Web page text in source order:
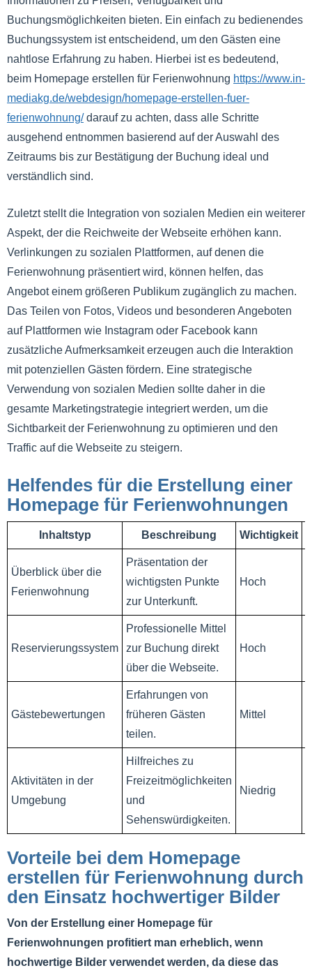
Buchungsmöglichkeiten bieten. Ein einfach zu bedienendes
Buchungssystem ist entscheidend, um den Gästen eine
nahtlose Erfahrung zu haben. Hierbei ist es bedeutend,
beim Homepage erstellen für Ferienwohnung https://www.in-
mediakg.de/webdesign/homepage-erstellen-fuer-
ferienwohnung/darauf zu achten, dass alle Schritte
ausgehend entnommen basierend auf der Auswahl des
Zeitraums bis zur Bestätigung der Buchung ideal und
verständlich sind.
Zuletzt stellt die Integration von sozialen Medien ein weiterer
Aspekt, der die Reichweite der Webseite erhöhen kann.
Verlinkungen zu sozialen Plattformen, auf denen die
Ferienwohnung präsentiert wird, können helfen, das
Angebot einem größeren Publikum zugänglich zu machen.
Das Teilen von Fotos, Videos und besonderen Angeboten
auf Plattformen wie Instagram oder Facebook kann
zusätzliche Aufmerksamkeit erzeugen auch die Interaktion
mit potenziellen Gästen fördern. Eine strategische
Verwendung von sozialen Medien sollte daher in die
gesamte Marketingstrategie integriert werden, um die
Sichtbarkeit der Ferienwohnung zu optimieren und den
Traffic auf die Webseite zu steigern.
Helfendes für die Erstellung einer
Homepage für Ferienwohnungen
Inhaltstyp Beschreibung Wichtigkeit
Überblick über die
Ferienwohnung
Präsentation der
wichtigsten Punkte
zur Unterkunft.
Hoch
Reservierungssystem
Professionelle Mittel
zur Buchung direkt
über die Webseite.
Hoch
Gästebewertungen
Erfahrungen von
früheren Gästen
teilen.
Mittel
Aktivitäten in der
Umgebung
Hilfreiches zu
Freizeitmöglichkeiten
und
Sehenswürdigkeiten.
Niedrig
Vorteile bei dem Homepage
erstellen für Ferienwohnung durch
den Einsatz hochwertiger Bilder
Von der Erstellung einer Homepage für
Ferienwohnungen profitiert man erheblich, wenn
hochwertige Bilder verwendet werden, da diese das